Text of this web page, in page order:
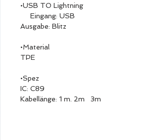
•USB TO Lightning
Eingang: USB
Ausgabe: Blitz
•Material
TPE
•Spez
IC: C89
Kabellänge: 1 m. 2m 3m